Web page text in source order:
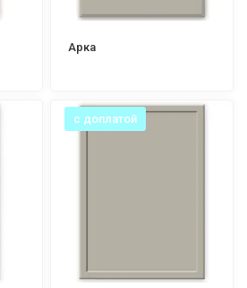
Арка
с доплатой